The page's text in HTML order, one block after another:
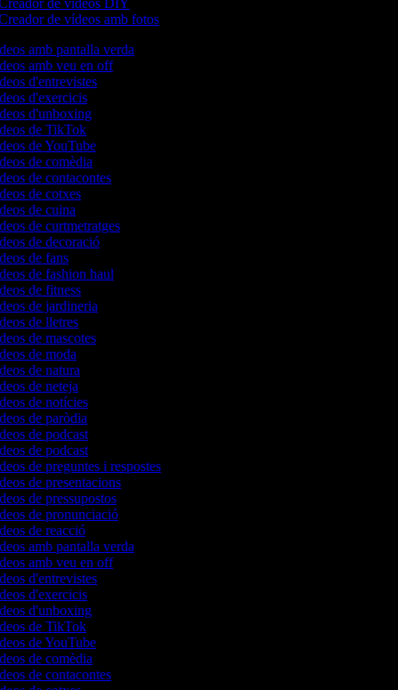
de vídeos DIY
de vídeos amb fotos
amb pantalla verda
amb veu en off
d'entrevistes
d'exercicis
d'unboxing
de TikTok
de YouTube
de comèdia
de contacontes
de cotxes
de cuina
de curtmetratges
de decoració
de fans
de fashion haul
de fitness
de jardineria
de lletres
de mascotes
de moda
de natura
de neteja
de notícies
de paròdia
de podcast
de podcast
de preguntes i respostes
de presentacions
de pressupostos
de pronunciació
de reacció
amb pantalla verda
amb veu en off
d'entrevistes
d'exercicis
d'unboxing
de TikTok
de YouTube
de comèdia
de contacontes